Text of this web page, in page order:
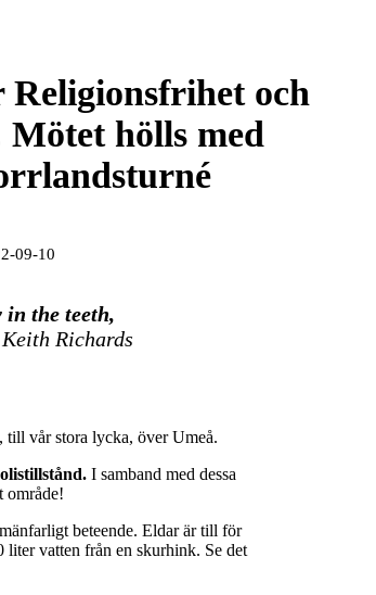
och
hölls med
09-10
the teeth,
Richards
till vår stora lycka, över Umeå.
I samband med dessa
område!
beteende. Eldar är till för
liter vatten från en skurhink. Se det